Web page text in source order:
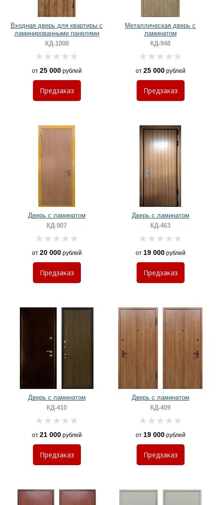
Входная дверь для квартиры с
ламинированными панелями
КД-1008
от 25 000рублей
Предзаказ
Металлическая дверь с
ламинатом
КД-948
от 25 000рублей
Предзаказ
Дверь с ламинатом
КД-907
от 20 000рублей
Предзаказ
Дверь с ламинатом
КД-463
от 19 000рублей
Предзаказ
Дверь с ламинатом
КД-410
от 21 000рублей
Предзаказ
Дверь с ламинатом
КД-409
от 19 000рублей
Предзаказ